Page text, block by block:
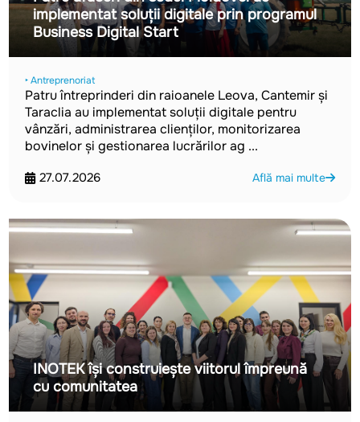
implementat soluții digitale prin programul
Business Digital Start
‣ Antreprenoriat
Patru întreprinderi din raioanele Leova, Cantemir și
Taraclia au implementat soluții digitale pentru
vânzări, administrarea clienților, monitorizarea
bovinelor și gestionarea lucrărilor ag ...
27.07.2026 Află mai multe
INOTEK își construiește viitorul împreună
cu comunitatea